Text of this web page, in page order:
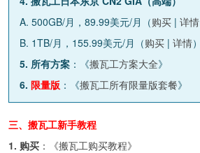
A. 500GB/月，89.99美元/月（购买 | 详情
B. 1TB/月，155.99美元/月（购买 | 详情）
5. 所有方案 ：《搬瓦工方案大全》
6. 限量版 ：《搬瓦工所有限量版套餐》
三、搬瓦工新手教程
1. 购买 ：《搬瓦工购买教程》